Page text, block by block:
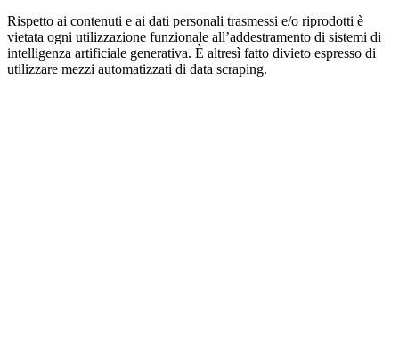
Rispetto ai contenuti e ai dati personali trasmessi e/o riprodotti è
vietata ogni utilizzazione funzionale all’addestramento di sistemi di
intelligenza artificiale generativa. È altresì fatto divieto espresso di
utilizzare mezzi automatizzati di data scraping.